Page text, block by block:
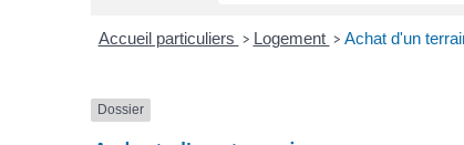
Accueil particuliers > Logement > Achat d'un
Dossier